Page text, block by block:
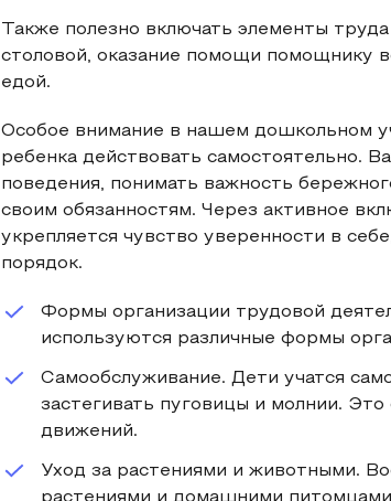
Также полезно включать элементы
столовой, оказание помощи помощнику
едой.
Особое внимание в нашем дошкольном
ребенка действовать самостоятельно.
поведения, понимать важность
своим обязанностям. Через активное
укрепляется чувство уверенности в
порядок.
Формы организации трудовой
используются различные формы
Самообслуживание. Дети учатся
застегивать пуговицы и молнии.
движений.
Уход за растениями и животными.
растениями и домашними